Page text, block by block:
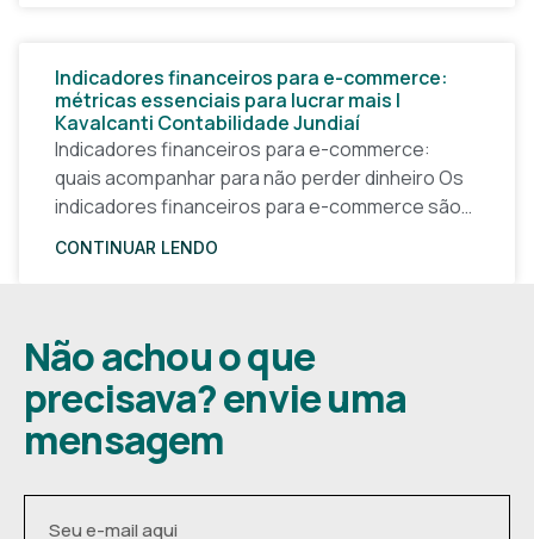
Indicadores financeiros para e-commerce:
métricas essenciais para lucrar mais |
Kavalcanti Contabilidade Jundiaí
Indicadores financeiros para e-commerce:
quais acompanhar para não perder dinheiro Os
indicadores financeiros para e-commerce são a
base de qualquer decisão inteligente em uma
CONTINUAR LENDO
Não achou o que
precisava? envie uma
mensagem